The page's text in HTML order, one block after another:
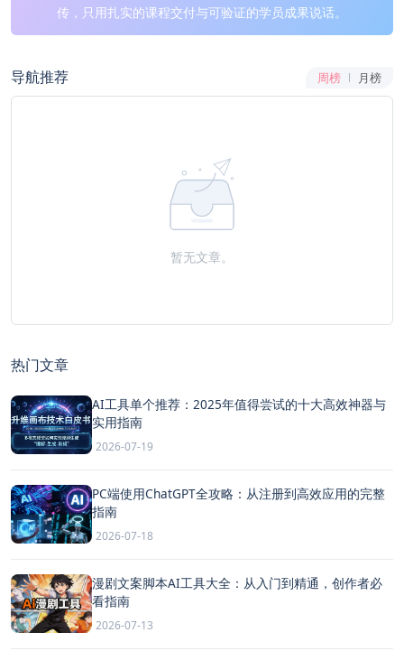
传，只用扎实的课程交付与可验证的学员成果说话。
导航推荐 周榜 月榜
暂无文章。
热门文章
AI工具单个推荐：2025年值得尝试的十大高效神器与
实用指南
2026-07-19
PC端使用ChatGPT全攻略：从注册到高效应用的完整
指南
2026-07-18
漫剧文案脚本AI工具大全：从入门到精通，创作者必
看指南
2026-07-13